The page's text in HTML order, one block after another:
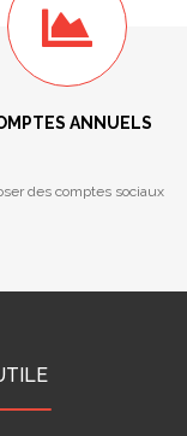
ANNUELS
des comptes sociaux